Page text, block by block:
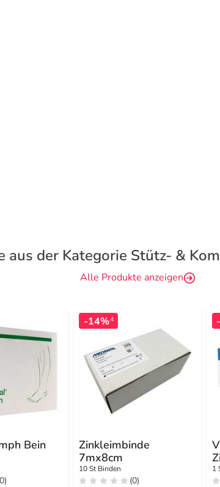
aus der Kategorie Stütz- &
Alle Produkte anzeigen
Bein
-14%4
Zinkleimbinde
7mx8cm
10 St Binden
(0)
1